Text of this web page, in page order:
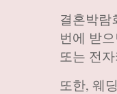
결혼박람
번에 받
또는 전
또한, 웨